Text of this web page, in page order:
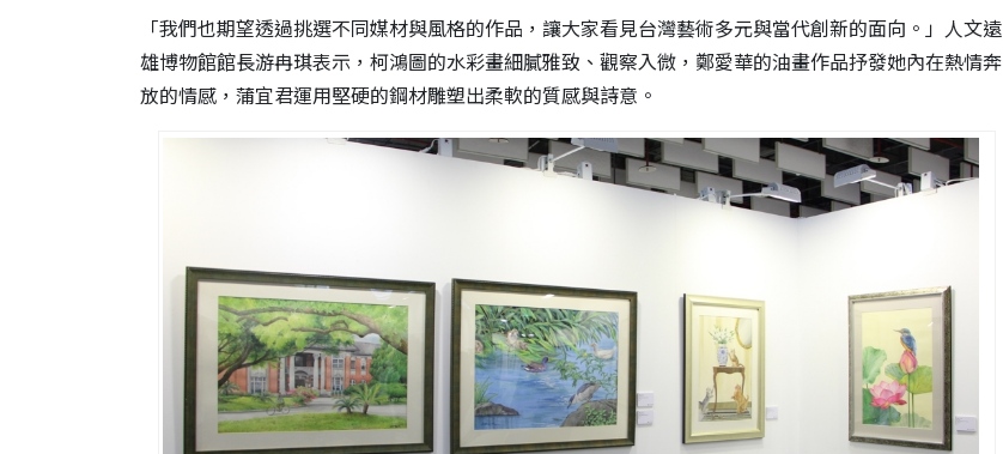
「我們也期望透過挑選不同媒材與風格的作品，讓大家看見台灣藝術多元與當代創新的面向。」人文遠
雄博物館館長游冉琪表示，柯鴻圖的水彩畫細膩雅致、觀察入微，鄭愛華的油畫作品抒發她內在熱情奔
放的情感，蒲宜君運用堅硬的鋼材雕塑出柔軟的質感與詩意。